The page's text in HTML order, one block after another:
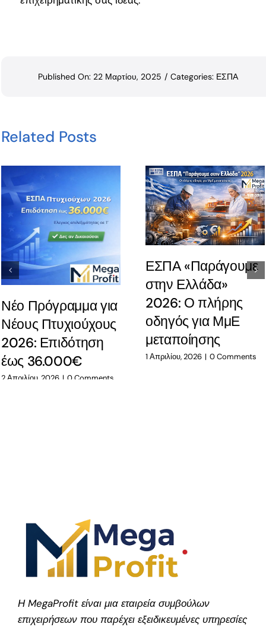
Published On: 22 Μαρτίου, 2025 / Categories: ΕΣΠΑ
Related Posts
Νέο Πρόγραμμα για
Νέους Πτυχιούχους
2026: Επιδότηση
έως 36.000€
2 Απριλίου, 2026 | 0 Comments
ΕΣΠΑ «Παράγουμε
στην Ελλάδα»
2026: Ο πλήρης
οδηγός για ΜμΕ
μεταποίησης
1 Απριλίου, 2026 | 0 Comments
Η MegaProfit είναι μια εταιρεία συμβούλων
επιχειρήσεων που παρέχει εξειδικευμένες υπηρεσίες